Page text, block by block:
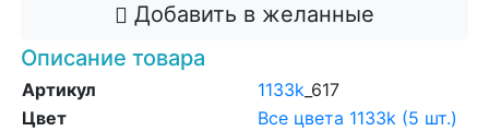
Добавить в желанные
Описание товара
Артикул 1133k _617
Цвет
Все цвета 1133k (5 шт.)